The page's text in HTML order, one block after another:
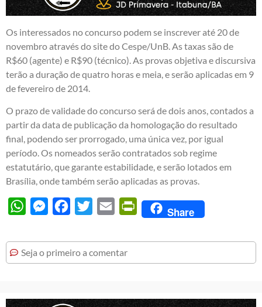
Os interessados no concurso podem se inscrever até 20 de
novembro através dosite do Cespe/UnB. As taxas são de
R$60 (agente) e R$90 (técnico). As provas objetiva e discursiva
terão a duração de quatro horas e meia, e serão aplicadas em 9
de fevereiro de 2014.
O prazo de validade do concurso será de dois anos, contados a
partir da data de publicação da homologação do resultado
final, podendo ser prorrogado, uma única vez, por igual
período. Os nomeados serão contratados sob regime
estatutário, que garante estabilidade, e serão lotados em
Brasília, onde também serão aplicadas as provas.
WhatsAppMessengerFacebook
Twitter Email PrintFriendly
Share
Seja o primeiro a comentar